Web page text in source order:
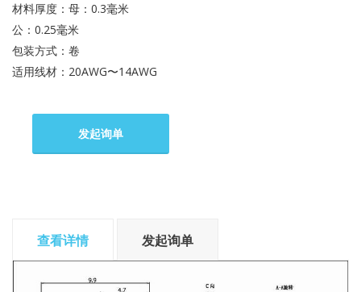
材料厚度：母：0.3毫米
公：0.25毫米
包装方式：卷
适用线材：20AWG〜14AWG
发起询单
查看详情 发起询单